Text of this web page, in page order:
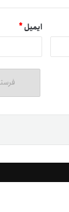
ایمیل*